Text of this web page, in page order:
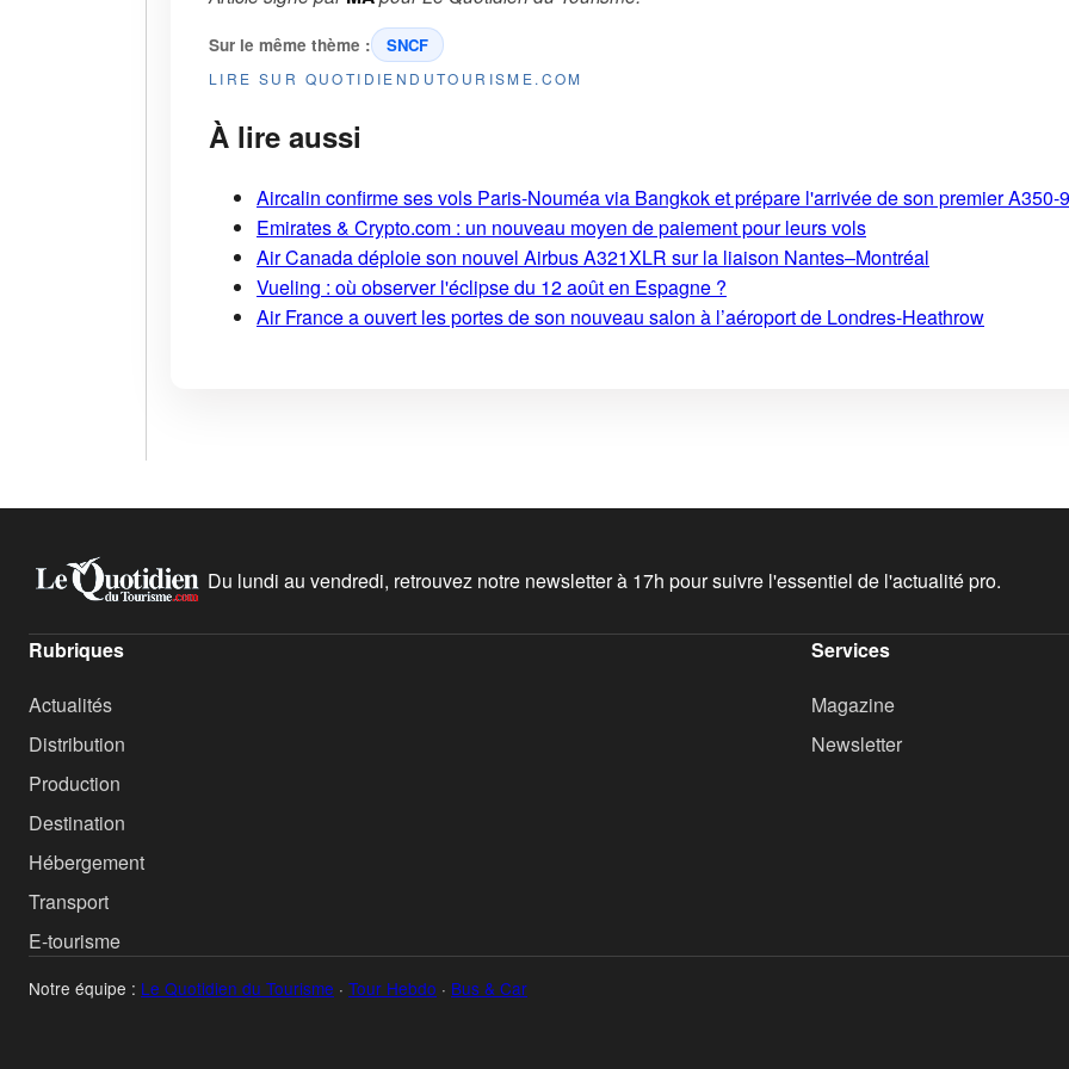
Sur le même thème : SNCF
LIRE SUR QUOTIDIENDUTOURISME.COM
À lire aussi
Aircalin confirme ses vols Paris-Nouméa via Bangkok et prépare l'arrivée de son premier A350-
Emirates & Crypto.com : un nouveau moyen de paiement pour leurs vols
Air Canada déploie son nouvel Airbus A321XLR sur la liaison Nantes–Montréal
Vueling : où observer l'éclipse du 12 août en Espagne ?
Air France a ouvert les portes de son nouveau salon à l’aéroport de Londres-Heathrow
Du lundi au vendredi, retrouvez notre newsletter à 17h pour suivre l'essentiel de l'actualité pro.
Rubriques
Actualités
Distribution
Production
Destination
Hébergement
Transport
E-tourisme
Services
Magazine
Newsletter
Notre équipe : Le Quotidien du Tourisme · Tour Hebdo · Bus & Car